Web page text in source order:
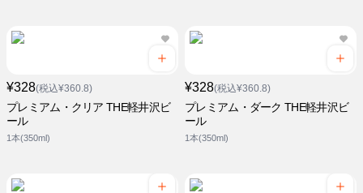
¥328(税込¥360.8)
プレミアム・クリア THE軽井沢ビ
ール
1本(350ml)
¥328(税込¥360.8)
プレミアム・ダーク THE軽井沢ビ
ール
1本(350ml)